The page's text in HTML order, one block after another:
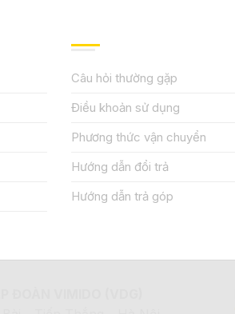
Câu hỏi thường gặp
Điều khoản sử dụng
Phương thức vận chuyển
Hướng dẫn đổi trả
Hướng dẫn trả góp